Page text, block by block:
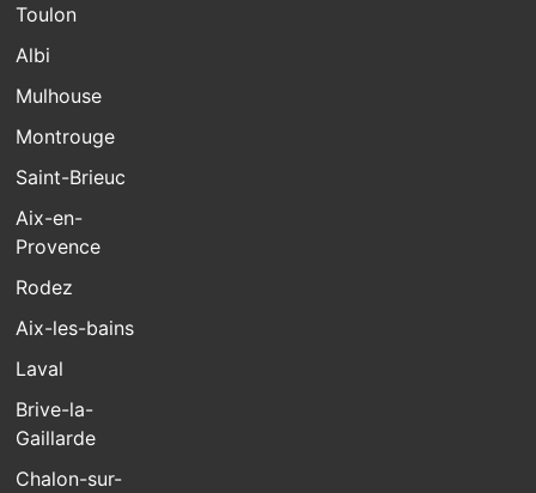
Toulon
Albi
Mulhouse
Montrouge
Saint-Brieuc
Aix-en-
Provence
Rodez
Aix-les-bains
Laval
Brive-la-
Gaillarde
Chalon-sur-